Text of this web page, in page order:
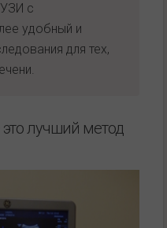
с
удобный и
для тех,
лучший метод